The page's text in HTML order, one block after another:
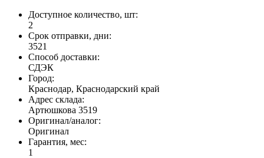
Доступное количество, шт:
2
Срок отправки, дни:
3521
Способ доставки:
СДЭК
Город:
Краснодар, Краснодарский край
Адрес склада:
Артюшкова 3519
Оригинал/аналог:
Оригинал
Гарантия, мес:
1